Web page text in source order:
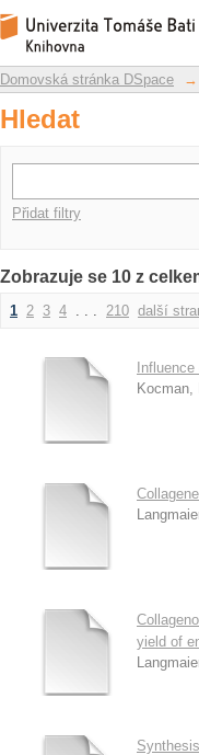
Hledat
Repozitář DSpace/
Domovská stránka DSpace →
Hledat
Přidat filtry
Zobrazuje se 10 z
1 2 3 4 . . . 210 další
Kocman,
yield of